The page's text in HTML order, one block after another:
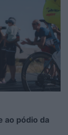
ao pódio da